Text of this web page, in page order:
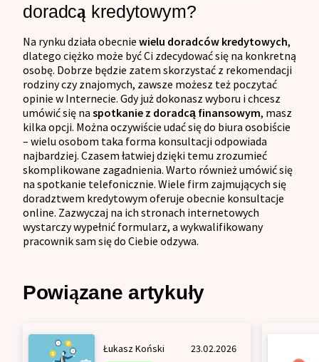
doradcą kredytowym?
Na rynku działa obecnie wielu doradców kredytowych,
dlatego ciężko może być Ci zdecydować się na konkretną
osobę. Dobrze będzie zatem skorzystać z rekomendacji
rodziny czy znajomych, zawsze możesz też poczytać
opinie w Internecie. Gdy już dokonasz wyboru i chcesz
umówić się na spotkanie z doradcą finansowym, masz
kilka opcji. Można oczywiście udać się do biura osobiście
– wielu osobom taka forma konsultacji odpowiada
najbardziej. Czasem łatwiej dzięki temu zrozumieć
skomplikowane zagadnienia. Warto również umówić się
na spotkanie telefonicznie. Wiele firm zajmujących się
doradztwem kredytowym oferuje obecnie konsultacje
online. Zazwyczaj na ich stronach internetowych
wystarczy wypełnić formularz, a wykwalifikowany
pracownik sam się do Ciebie odzywa.
Powiązane artykuły
Łukasz Koński 23.02.2026